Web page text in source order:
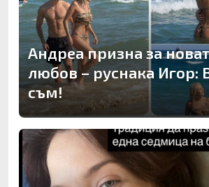
Андреа призна за
любов – руснака Игор:
съм!